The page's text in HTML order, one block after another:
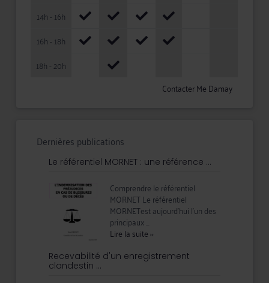
14h - 16h
16h - 18h
18h - 20h
Contacter Me Damay
Dernières publications
Le référentiel MORNET : une référence ...
Comprendre le référentiel
MORNET Le référentiel
MORNETest aujourd’hui l’un des
principaux ...
Lire la suite››
Recevabilité d'un enregistrement
clandestin ...